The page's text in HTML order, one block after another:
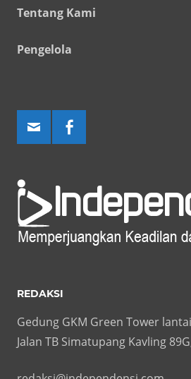
Tentang Kami
Pengelola
REDAKSI
Gedung GKM Green Tower
Jalan TB Simatupang Kavling